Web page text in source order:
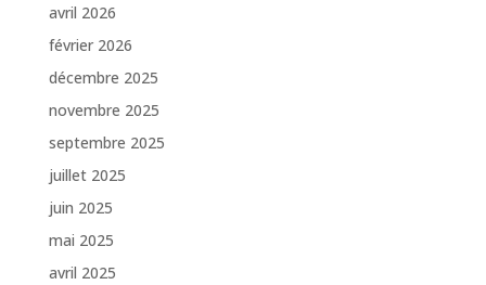
avril 2026
février 2026
décembre 2025
novembre 2025
septembre 2025
juillet 2025
juin 2025
mai 2025
avril 2025